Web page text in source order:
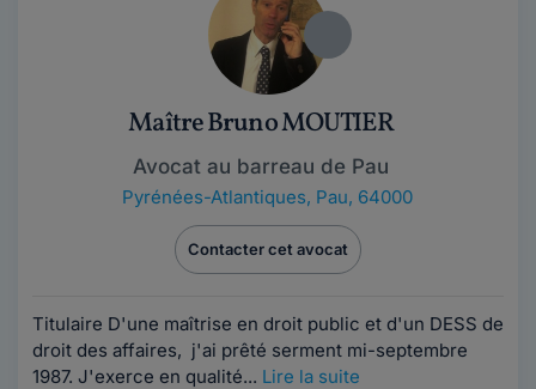
Maître Bruno MOUTIER
Avocat au barreau de Pau
Pyrénées-Atlantiques, Pau, 64000
Contacter cet avocat
Titulaire D'une maîtrise en droit public et d'un DESS de
droit des affaires, j'ai prêté serment mi-septembre
1987. J'exerce en qualité... Lire la suite